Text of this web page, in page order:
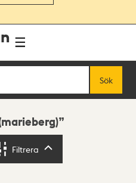
Sök
Filtrera